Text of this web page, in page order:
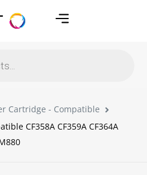
Cartridge - Compatible
CF358A CF359A CF364A